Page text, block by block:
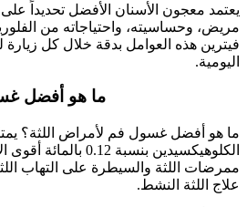
يعتمد معجون الأسنان الأفضل تحديداً
مريض، وحساسيته، واحتياجاته من
فيترين هذه العوامل بدقة خلال كل زيارة
اليومية.
ما هو أفضل
ما هو أفضل غسول فم لأمراض اللثة؟
الكلوهيكسيدين بنسبة
ممرضات اللثة والسيطرة على التهاب
علاج اللثة النشط.